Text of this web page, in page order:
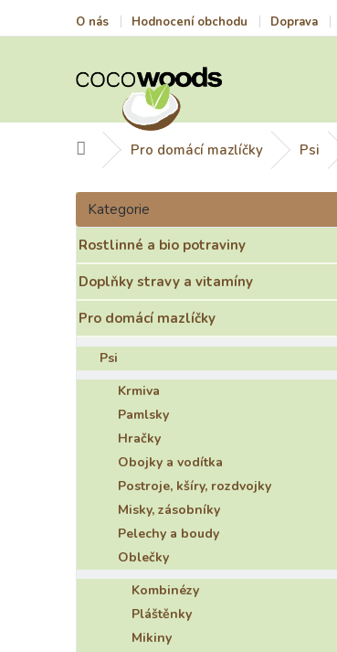
O nás Hodnocení obchodu Doprava
Domů Pro domácí mazlíčky Psi
P
s
t
r
a
n
n
í
p
Přeskočit
kategorie
Kategorie
Rostlinné a bio potraviny
Doplňky stravy a vitamíny
Pro domácí mazlíčky
Psi
Krmiva
Pamlsky
Hračky
Obojky a vodítka
Postroje, kšíry, rozdvojky
Misky, zásobníky
Pelechy a boudy
Oblečky
Kombinézy
Pláštěnky
Mikiny